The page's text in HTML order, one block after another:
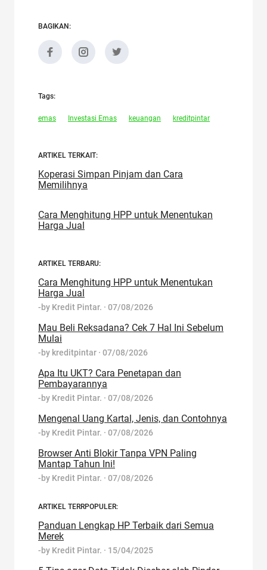
BAGIKAN:
Tags:
emas Investasi Emas keuangan kreditpintar
ARTIKEL TERKAIT:
Koperasi Simpan Pinjam dan Cara
Memilihnya
Cara Menghitung HPP untuk Menentukan
Harga Jual
ARTIKEL TERBARU:
Cara Menghitung HPP untuk Menentukan
Harga Jual
-by Kredit Pintar. · 07/08/2026
Mau Beli Reksadana? Cek 7 Hal Ini Sebelum
Mulai
-by kreditpintar · 07/08/2026
Apa Itu UKT? Cara Penetapan dan
Pembayarannya
-by Kredit Pintar. · 07/08/2026
Mengenal Uang Kartal, Jenis, dan Contohnya
-by Kredit Pintar. · 07/08/2026
Browser Anti Blokir Tanpa VPN Paling
Mantap Tahun Ini!
-by Kredit Pintar. · 07/08/2026
ARTIKEL TERRPOPULER:
Panduan Lengkap HP Terbaik dari Semua
Merek
-by Kredit Pintar. · 15/04/2025